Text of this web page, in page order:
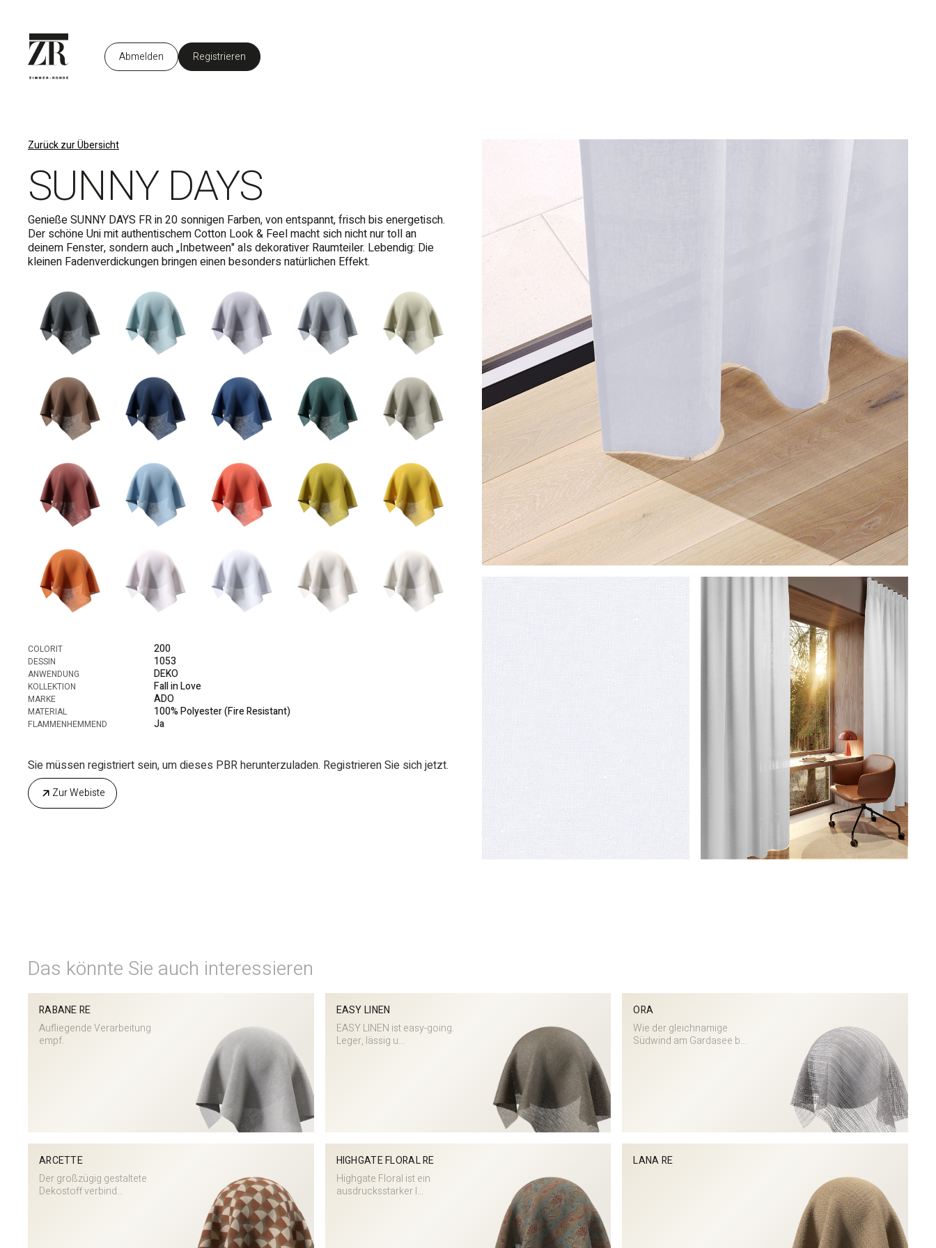
Abmelden Registrieren
Zurück zur Übersicht
SUNNY DAYS
Genieße SUNNY DAYS FR in 20 sonnigen Farben, von entspannt, frisch bis energetisch.
Der schöne Uni mit authentischem Cotton Look & Feel macht sich nicht nur toll an
deinem Fenster, sondern auch „Inbetween" als dekorativer Raumteiler. Lebendig: Die
kleinen Fadenverdickungen bringen einen besonders natürlichen Effekt.
COLORIT 200
DESSIN 1053
ANWENDUNG DEKO
KOLLEKTION Fall in Love
MARKE ADO
MATERIAL 100% Polyester (Fire Resistant)
FLAMMENHEMMEND Ja
Sie müssen registriert sein, um dieses PBR herunterzuladen. Registrieren Sie sich jetzt.
Zur Webiste
Das könnte Sie auch interessieren
RABANE RE
Aufliegende Verarbeitung
empf.
EASY LINEN
EASY LINEN ist easy-going.
Leger, lässig u...
ORA
Wie der gleichnamige
Südwind am Gardasee b...
ARCETTE
Der großzügig gestaltete
Dekostoff verbind...
HIGHGATE FLORAL RE
Highgate Floral ist ein
ausdrucksstarker I...
LANA RE